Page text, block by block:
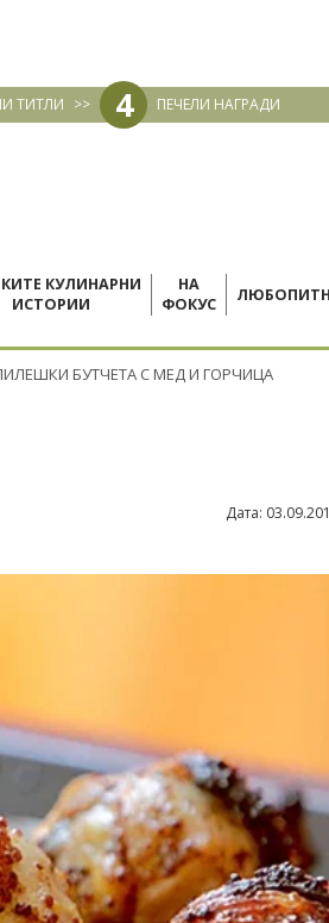
ТИТЛИ >> 4 ПЕЧЕЛИ НАГРАДИ
КУЛИНАРНИ
ИСТОРИИ
НА
ФОКУС
БУТЧЕТА С МЕД И ГОРЧИЦА
Дата: